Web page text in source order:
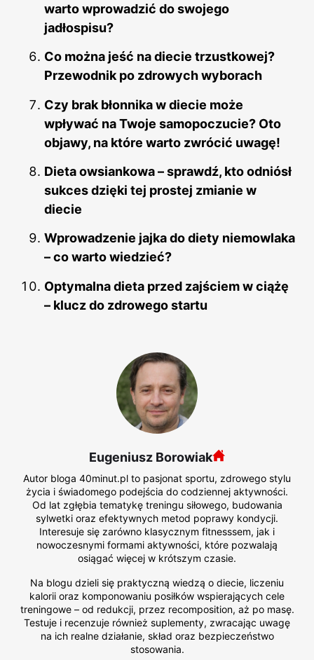
warto wprowadzić do swojego
jadłospisu?
Co można jeść na diecie trzustkowej?
Przewodnik po zdrowych wyborach
Czy brak błonnika w diecie może
wpływać na Twoje samopoczucie? Oto
objawy, na które warto zwrócić uwagę!
Dieta owsiankowa – sprawdź, kto odniósł
sukces dzięki tej prostej zmianie w
diecie
Wprowadzenie jajka do diety niemowlaka
– co warto wiedzieć?
Optymalna dieta przed zajściem w ciążę
– klucz do zdrowego startu
Eugeniusz Borowiak
Autor bloga 40minut.pl to pasjonat sportu, zdrowego stylu
życia i świadomego podejścia do codziennej aktywności.
Od lat zgłębia tematykę treningu siłowego, budowania
sylwetki oraz efektywnych metod poprawy kondycji.
Interesuje się zarówno klasycznym fitnesssem, jak i
nowoczesnymi formami aktywności, które pozwalają
osiągać więcej w krótszym czasie.
Na blogu dzieli się praktyczną wiedzą o diecie, liczeniu
kalorii oraz komponowaniu posiłków wspierających cele
treningowe – od redukcji, przez recomposition, aż po masę.
Testuje i recenzuje również suplementy, zwracając uwagę
na ich realne działanie, skład oraz bezpieczeństwo
stosowania.